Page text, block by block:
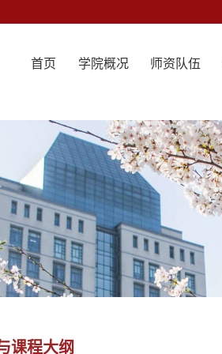
首页 学院概况 师资队伍
课程大纲